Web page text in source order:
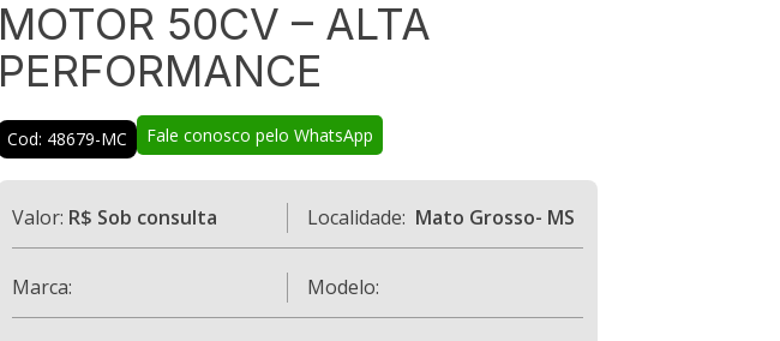
MOTOR 50CV – ALTA
PERFORMANCE
Cod: 48679-MC Fale conosco pelo WhatsApp
Valor: R$ Sob consulta Localidade: Mato Grosso- MS
Marca: Modelo: